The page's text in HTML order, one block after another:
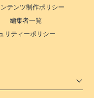
ンテンツ制作ポリシー
編集者一覧
リティーポリシー